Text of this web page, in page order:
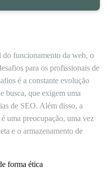
do funcionamento da web, o
para os profissionais de
é a constante evolução
busca, que exigem uma
de SEO. Além disso, a
uma preocupação, uma vez
e o armazenamento de
forma ética